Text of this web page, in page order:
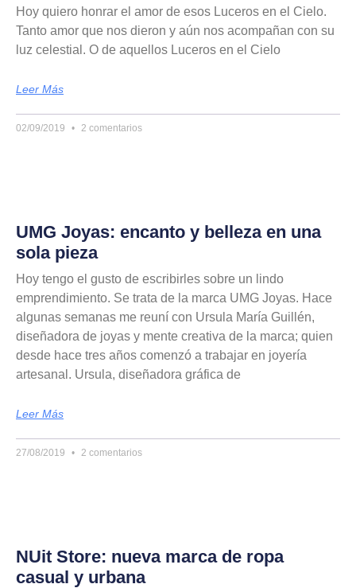
Hoy quiero honrar el amor de esos Luceros en el Cielo.
Tanto amor que nos dieron y aún nos acompañan con su
luz celestial. O de aquellos Luceros en el Cielo
Leer Más
02/09/2019 2 comentarios
UMG Joyas: encanto y belleza en una
sola pieza
Hoy tengo el gusto de escribirles sobre un lindo
emprendimiento. Se trata de la marca UMG Joyas. Hace
algunas semanas me reuní con Ursula María Guillén,
diseñadora de joyas y mente creativa de la marca; quien
desde hace tres años comenzó a trabajar en joyería
artesanal. Ursula, diseñadora gráfica de
Leer Más
27/08/2019 2 comentarios
NUit Store: nueva marca de ropa
casual y urbana